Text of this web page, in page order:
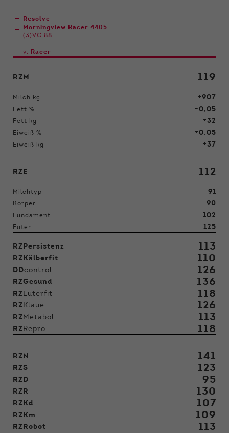
Resolve
Morningview Racer 4405
(3)VG 88
v. Racer
RZM 119
Milch kg +907
Fett % -0,05
Fett kg +32
Eiweiß % +0,05
Eiweiß kg +37
RZE 112
Milchtyp 91
Körper 90
Fundament 102
Euter 125
RZPersistenz 113
RZKälberfit 110
DDcontrol 126
RZGesund 136
RZEuterfit 118
RZKlaue 126
RZMetabol 113
RZRepro 118
RZN 141
RZS 123
RZD 95
RZR 130
RZKd 107
RZKm 109
RZRobot 113